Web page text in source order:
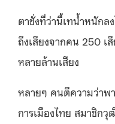
ตาชั่งที่ว่านี้เทน้ำหนักล
ถึงเสียงจากคน 250 เ
หลายล้านเสียง
หลายๆ คนตีความว่าพ
การเมืองไทย สมาชิก